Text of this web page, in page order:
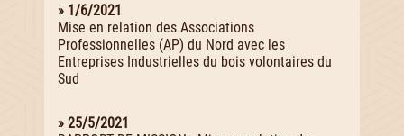
» 1/6/2021
Mise en relation des Associations
Professionnelles (AP) du Nord avec les
Entreprises Industrielles du bois volontaires du
Sud
» 25/5/2021